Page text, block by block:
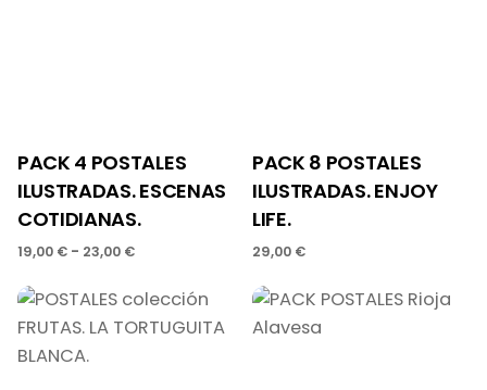
PACK 4 POSTALES
ILUSTRADAS. ESCENAS
COTIDIANAS.
19,00 € - 23,00 €Rango
precios:
desde
PACK 8 POSTALES
ILUSTRADAS. ENJOY
LIFE.
29,00 €